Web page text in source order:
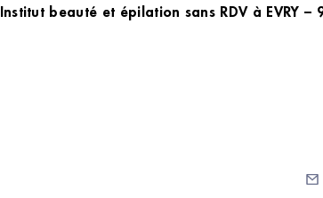
Institut beauté et épilation sans RDV à EVRY –